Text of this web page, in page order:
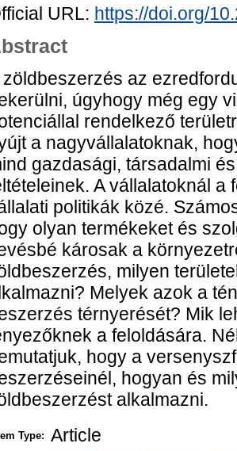
URL: https://doi.org/
zöldbeszerzés az
úgyhogy még egy
rendelkező
a nagyvállalatoknak,
gazdasági, társadalmi
A vállalatoknál
politikák közé.
olyan termékeket és
károsak a
milyen
Melyek azok a
térnyerését? Mik
a feloldására.
hogy a
hogyan és
alkalmazni.
Type: Article